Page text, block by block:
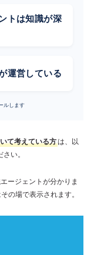
トは知識が深
運営している
ルします
て考えている方は、以
い。
ージェントが分かりま
の場で表示されます。